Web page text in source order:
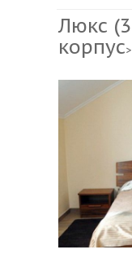
Люкс
корпус>